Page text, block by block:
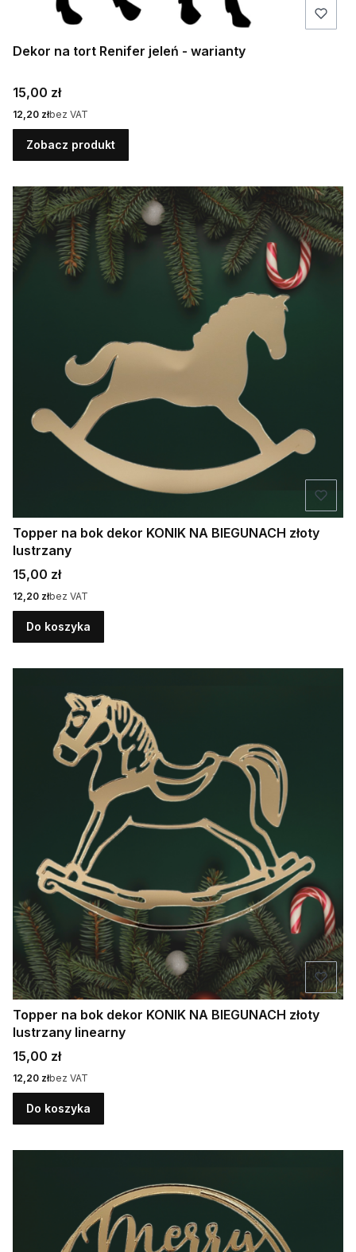
Dekor na tort Renifer jeleń - warianty
Cena
15,00 zł
Cena
12,20 złbez VAT
Zobacz produkt
Topper na bok dekor KONIK NA BIEGUNACH złoty
lustrzany
Cena
15,00 zł
Cena
12,20 złbez VAT
Do koszyka
Topper na bok dekor KONIK NA BIEGUNACH złoty
lustrzany linearny
Cena
15,00 zł
Cena
12,20 złbez VAT
Do koszyka